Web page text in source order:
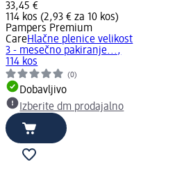
33,45 €
114 kos (2,93 € za 10 kos)
Pampers Premium
CareHlačne plenice velikost
3 - mesečno pakiranje...,
114 kos
(0)
Dobavljivo
Izberite dm prodajalno